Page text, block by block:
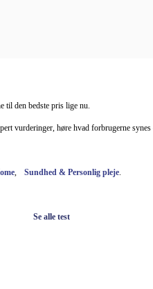
til den bedste pris lige nu.
vurderinger, høre hvad forbrugerne synes
, Sundhed & Personlig pleje.
Se alle test